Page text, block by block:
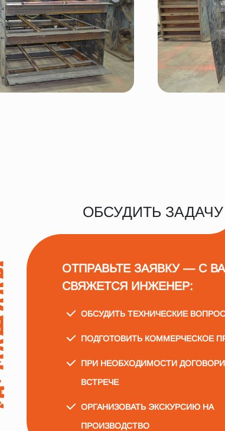
ОБСУДИТЬ ЗАДАЧУ
ОТПРАВЬТЕ ЗАЯВКУ — С
СВЯЖЕТСЯ ИНЖЕНЕР:
ОБСУДИТЬ ТЕХНИЧЕСКИЕ
ПОДГОТОВИТЬ КОММЕРЧЕСКОЕ
ПРИ НЕОБХОДИМОСТИ
ВСТРЕЧЕ
ОРГАНИЗОВАТЬ ЭКСКУРСИЮ НА
ПРОИЗВОДСТВО